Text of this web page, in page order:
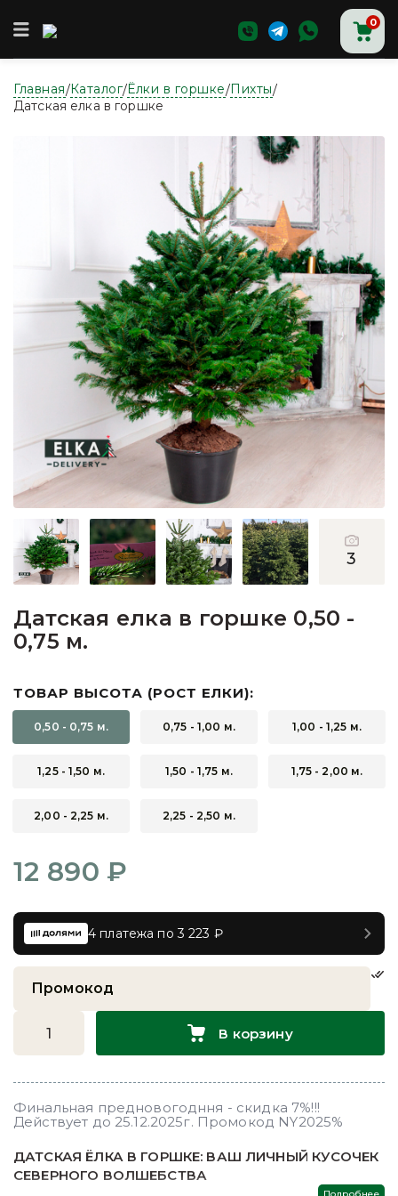
0
Главная
Аксессуары для новогодних ёлок
Ёлки
Ёлки в горшке
Живые новогодние деревья
Пихты
Подарочные ёлочки
Подставки для деревьев
Прочее
Сосны
Главная/Каталог/Ёлки в горшке/Пихты/
Датская елка в горшке
3
Датская елка в горшке 0,50 -
0,75 м.
ТОВАР ВЫСОТА (РОСТ ЕЛКИ):
0,50 - 0,75 м. 0,75 - 1,00 м. 1,00 - 1,25 м.
1,25 - 1,50 м. 1,50 - 1,75 м. 1,75 - 2,00 м.
2,00 - 2,25 м. 2,25 - 2,50 м.
12 890 ₽
4 платежа по 3 223 ₽
В корзину
Финальная предновогодння - скидка 7%!!!
Действует до 25.12.2025г. Промокод NY2025%
ДАТСКАЯ ЁЛКА В ГОРШКЕ: ВАШ ЛИЧНЫЙ КУСОЧЕК
СЕВЕРНОГО ВОЛШЕБСТВА